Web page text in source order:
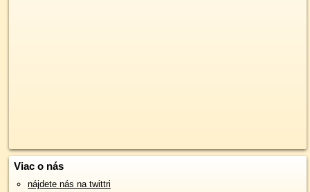
Viac o nás
nájdete nás na twittri